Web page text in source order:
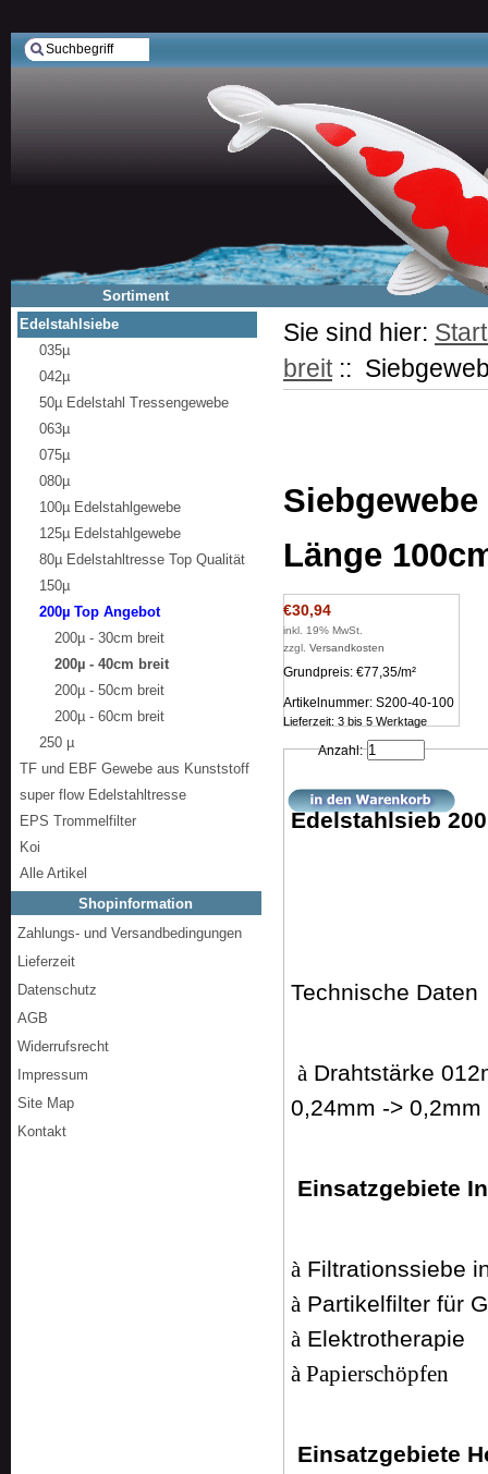
Sie sind hier:
breit::
Länge
€30,94
inkl. 19% MwSt.
zzgl. Versandkosten
Grundpreis: €77,35/m²
Artikelnummer: S200-40-100
Lieferzeit: 3 bis 5 Werktage
Anzahl:
Edelstahlsieb
Technische Daten
à Drahtstärke
0,24mm ->
Einsatzgebiete
à Filtrationssiebe
à Partikelfilter für
à Elektrotherapie
à Papierschöpfen
Einsatzgebiete
Sortiment
Edelstahlsiebe
035µ
042µ
50µ Edelstahl Tressengewebe
063µ
075µ
080µ
100µ Edelstahlgewebe
125µ Edelstahlgewebe
80µ Edelstahltresse Top Qualität
150µ
200µ Top Angebot
200µ - 30cm breit
200µ - 40cm breit
200µ - 50cm breit
200µ - 60cm breit
250 µ
TF und EBF Gewebe aus Kunststoff
super flow Edelstahltresse
EPS Trommelfilter
Koi
Alle Artikel
Shopinformation
Zahlungs- und Versandbedingungen
Lieferzeit
Datenschutz
AGB
Widerrufsrecht
Impressum
Site Map
Kontakt